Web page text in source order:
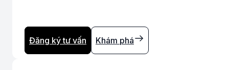
Đăng ký tư vấn Khám phá